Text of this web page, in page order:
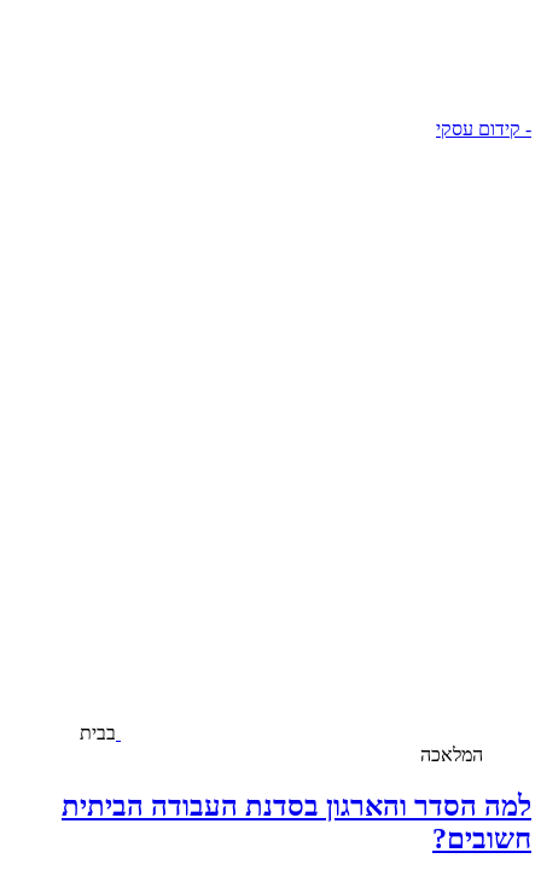
- קידום עסקי
בבית
המלאכה
למה הסדר והארגון בסדנת העבודה הביתית
חשובים?